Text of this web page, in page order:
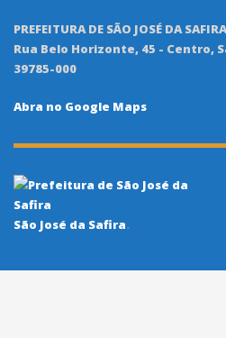
PREFEITURA DE SÃO JOSÉ DA SAFIRA
Rua Belo Horizonte, 45 - Centro,
39785-000
Abra no Google Maps
São José da Safira.